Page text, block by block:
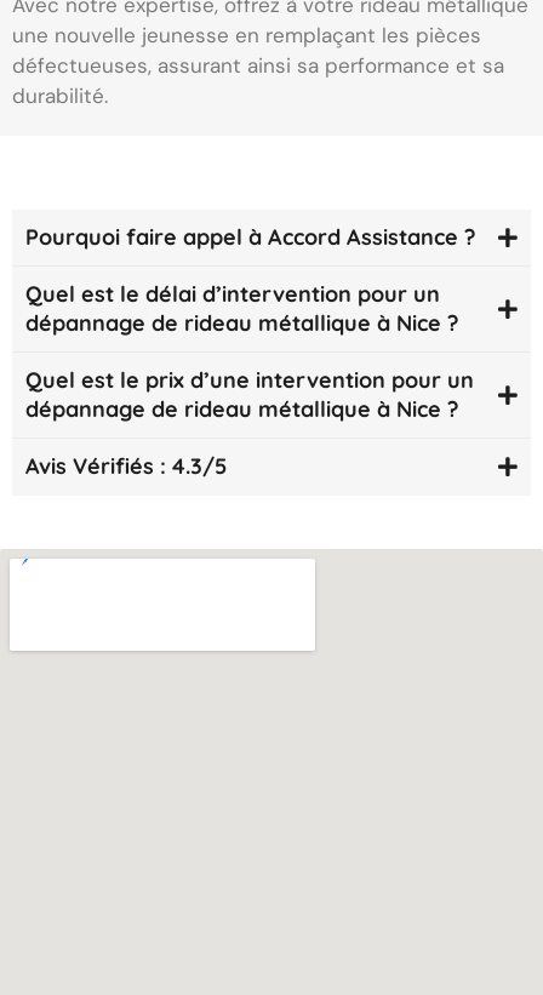
Avec notre expertise, offrez à votre rideau métallique
une nouvelle jeunesse en remplaçant les pièces
défectueuses, assurant ainsi sa performance et sa
durabilité.
Pourquoi faire appel à Accord Assistance ?
Quel est le délai d’intervention pour un
dépannage de rideau métallique à Nice ?
Quel est le prix d’une intervention pour un
dépannage de rideau métallique à Nice ?
Avis Vérifiés : 4.3/5